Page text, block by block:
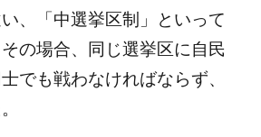
、「中選挙区制」といって
の場合、同じ選挙区に自民
でも戦わなければならず、